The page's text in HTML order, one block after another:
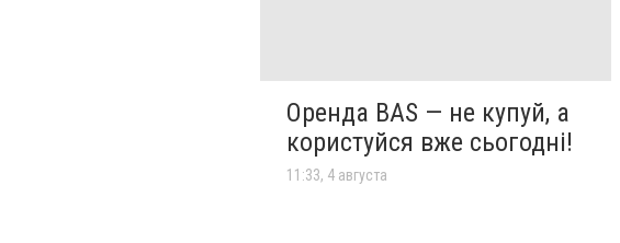
Оренда BAS — не купуй, а
користуйся вже сьогодні!
11:33, 4 августа